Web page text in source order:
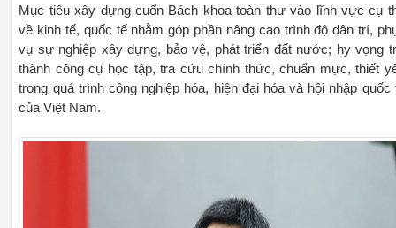
Mục tiêu xây dựng cuốn Bách khoa toàn thư vào lĩnh vực cụ
về kinh tế, quốc tế nhằm góp phần nâng cao trình độ dân trí,
vụ sự nghiệp xây dựng, bảo vệ, phát triển đất nước; hy vọng
thành công cụ học tập, tra cứu chính thức, chuẩn mực, thiết
trong quá trình công nghiệp hóa, hiện đại hóa và hội nhập quốc
của Việt Nam.